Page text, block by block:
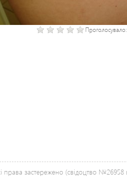
Проголосувало:
права застережено (свідоцтво №26958